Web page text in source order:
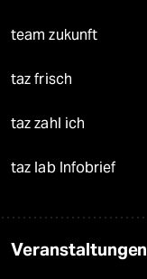
team zukunft
taz frisch
taz zahl ich
taz lab Infobrief
Veranstaltungen